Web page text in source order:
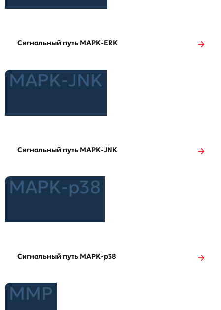
Сигнальный путь MAPK-ERK
MAPK-JNK
Сигнальный путь MAPK-JNK
MAPK-p38
Сигнальный путь MAPK-p38
MMP